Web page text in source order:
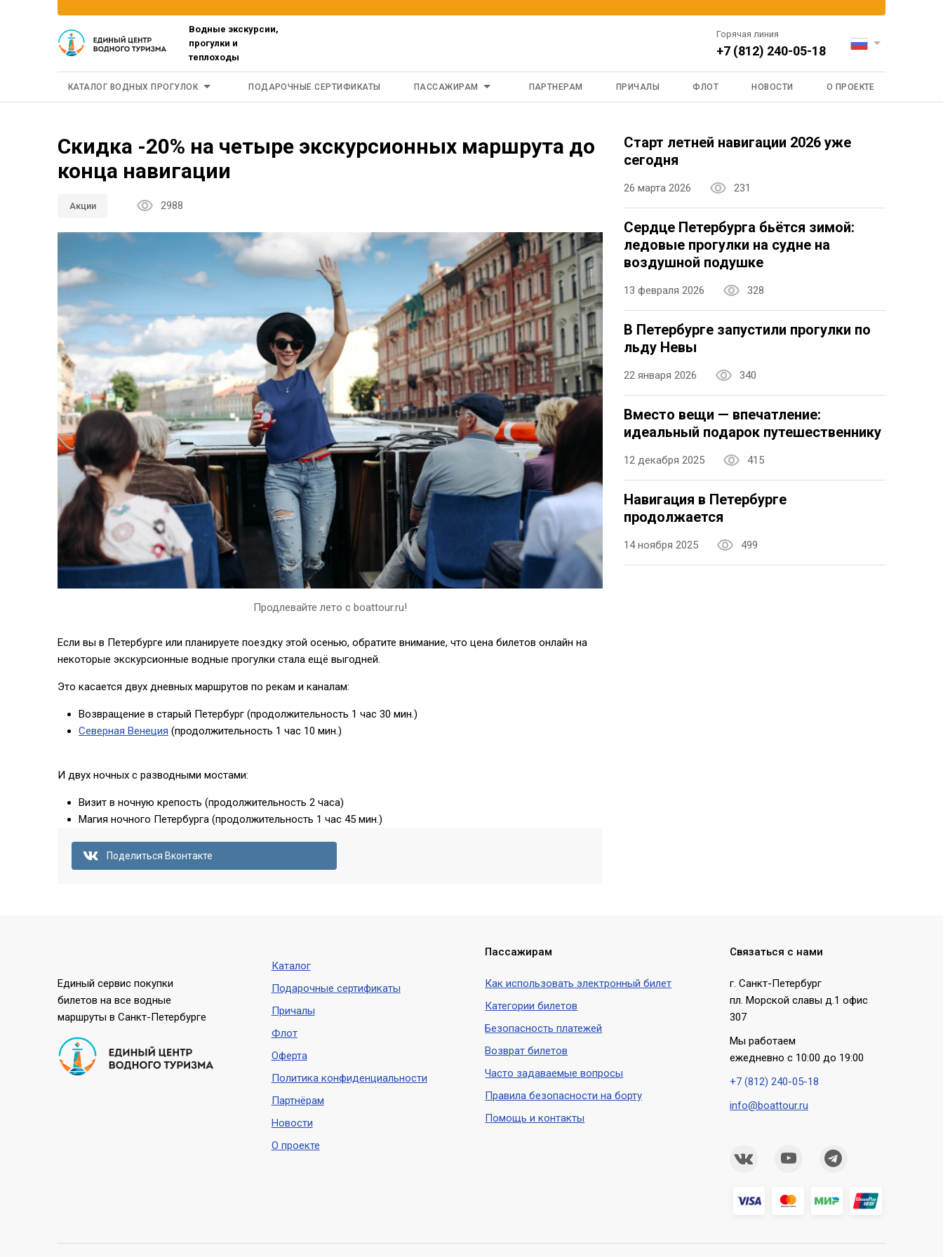
Водные экскурсии,
прогулки и
теплоходы
Горячая линия
+7 (812) 240-05-18
КАТАЛОГ ВОДНЫХ ПРОГУЛОК ПОДАРОЧНЫЕ СЕРТИФИКАТЫ ПАССАЖИРАМ ПАРТНЕРАМ ПРИЧАЛЫ ФЛОТ НОВОСТИ О ПРОЕКТЕ
Скидка -20% на четыре экскурсионных маршрута до
конца навигации
Акции 2988
Продлевайте лето с boattour.ru!
Если вы в Петербурге или планируете поездку этой осенью, обратите внимание, что цена билетов онлайн на
некоторые экскурсионные водные прогулки стала ещё выгодней.
Это касается двух дневных маршрутов по рекам и каналам:
Возвращение в старый Петербург (продолжительность 1 час 30 мин.)
Северная Венеция (продолжительность 1 час 10 мин.)
И двух ночных с разводными мостами:
Визит в ночную крепость (продолжительность 2 часа)
Магия ночного Петербурга (продолжительность 1 час 45 мин.)
Поделиться Вконтакте
Старт летней навигации 2026 уже
сегодня
26 марта 2026 231
Сердце Петербурга бьётся зимой:
ледовые прогулки на судне на
воздушной подушке
13 февраля 2026 328
В Петербурге запустили прогулки по
льду Невы
22 января 2026 340
Вместо вещи — впечатление:
идеальный подарок путешественнику
12 декабря 2025 415
Навигация в Петербурге
продолжается
14 ноября 2025 499
Единый сервис покупки
билетов на все водные
маршруты в Санкт-Петербурге
Каталог
Подарочные сертификаты
Причалы
Флот
Оферта
Политика конфиденциальности
Партнёрам
Новости
О проекте
Пассажирам
Как использовать электронный билет
Категории билетов
Безопасность платежей
Возврат билетов
Часто задаваемые вопросы
Правила безопасности на борту
Помощь и контакты
Связаться с нами
г. Санкт-Петербург
пл. Морской славы д.1 офис
307
Мы работаем
ежедневно с 10:00 до 19:00
+7 (812) 240-05-18
info@boattour.ru